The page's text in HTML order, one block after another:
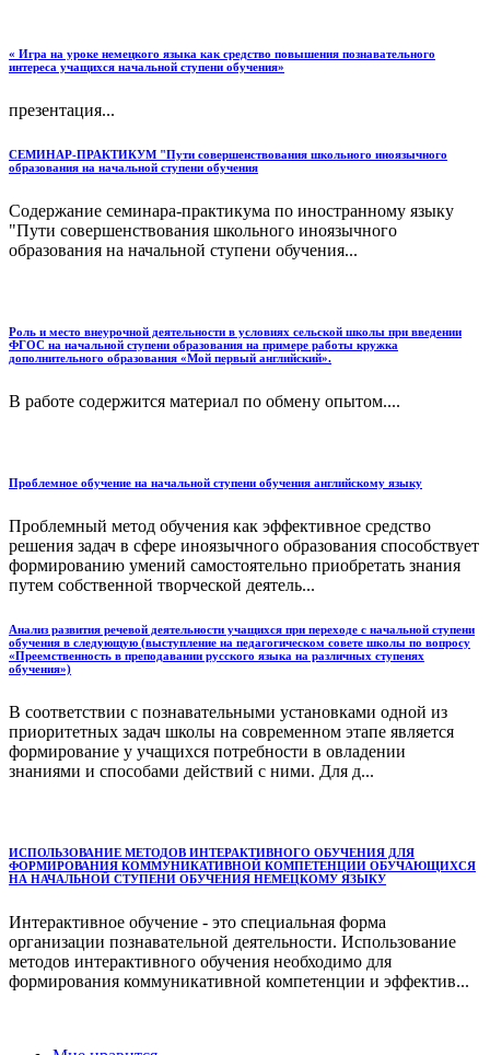
« Игра на уроке немецкого языка как средство повышения познавательного
интереса учащихся начальной ступени обучения»
презентация...
СЕМИНАР-ПРАКТИКУМ "Пути совершенствования школьного иноязычного
образования на начальной ступени обучения
Содержание семинара-практикума по иностранному языку
"Пути совершенствования школьного иноязычного
образования на начальной ступени обучения...
Роль и место внеурочной деятельности в условиях сельской школы при введении
ФГОС на начальной ступени образования на примере работы кружка
дополнительного образования «Мой первый английский».
В работе содержится материал по обмену опытом....
Проблемное обучение на начальной ступени обучения английскому языку
Проблемный метод обучения как эффективное средство
решения задач в сфере иноязычного образования способствует
формированию умений самостоятельно приобретать знания
путем собственной творческой деятель...
Анализ развития речевой деятельности учащихся при переходе с начальной ступени
обучения в следующую (выступление на педагогическом совете школы по вопросу
«Преемственность в преподавании русского языка на различных ступенях
обучения»)
В соответствии с познавательными установками одной из
приоритетных задач школы на современном этапе является
формирование у учащихся потребности в овладении
знаниями и способами действий с ними. Для д...
ИСПОЛЬЗОВАНИЕ МЕТОДОВ ИНТЕРАКТИВНОГО ОБУЧЕНИЯ ДЛЯ
ФОРМИРОВАНИЯ КОММУНИКАТИВНОЙ КОМПЕТЕНЦИИ ОБУЧАЮЩИХСЯ
НА НАЧАЛЬНОЙ СТУПЕНИ ОБУЧЕНИЯ НЕМЕЦКОМУ ЯЗЫКУ
Интерактивное обучение - это специальная форма
организации познавательной деятельности. Использование
методов интерактивного обучения необходимо для
формирования коммуникативной компетенции и эффектив...